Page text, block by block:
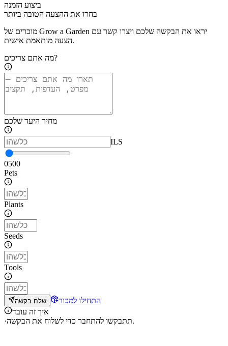
ביצוע הזמנה
בחרו את ההצעה הטובה ביותר
מוכרים של Grow a Garden יראו את הבקשה שלכם ויצרו קשר עם
הצעה מותאמת אישית.
מה אתם צריכים?
מחיר היעד שלכם
ILS
0500
Pets
Plants
Seeds
Tools
שלח בקשה
התחילו למכור
איך זה עובד
·
תתבקשו להתחבר כדי לשלוח את הבקשה.